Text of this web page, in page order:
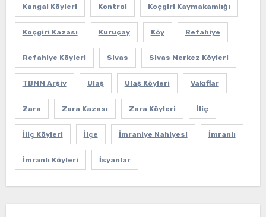
Kangal Köyleri Kontrol Koçgiri Kaymakamlığı
Koçgiri Kazası Kuruçay Köy Refahiye
Refahiye Köyleri Sivas Sivas Merkez Köyleri
TBMM Arşiv Ulaş Ulaş Köyleri Vakıflar
Zara Zara Kazası Zara Köyleri İliç
İliç Köyleri İlçe İmraniye Nahiyesi İmranlı
İmranlı Köyleri İsyanlar